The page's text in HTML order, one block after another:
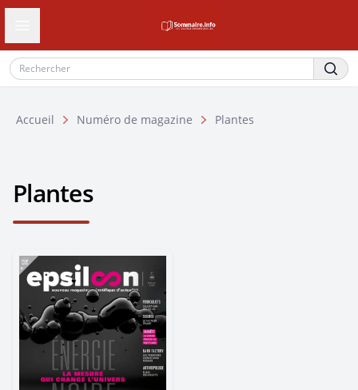
Ouvrir le tiroir de navigation
Accueil Numéro de magazine Plantes
Plantes